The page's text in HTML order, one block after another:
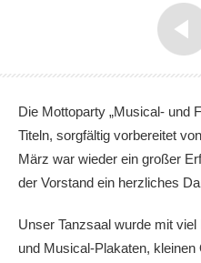
Die Mottoparty „Musical- und
Titeln, sorgfältig vorbereitet
März war wieder ein großer
der Vorstand ein herzliches
Unser Tanzsaal wurde mit
und Musical-Plakaten,